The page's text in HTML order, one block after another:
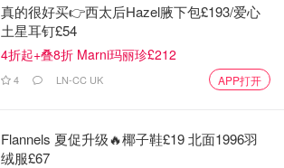
真的很好买👉西太后Hazel腋下包£193/爱心
土星耳钉£54
4折起+叠8折 Marni玛丽珍£212
4 LN-CC UK APP打开
Flannels 夏促升级🔥椰子鞋£19 北面1996羽
绒服£67